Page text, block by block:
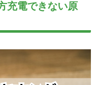
充電できない原